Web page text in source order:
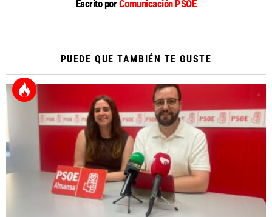
Escrito porComunicación PSOE
PUEDE QUE TAMBIÉN TE GUSTE